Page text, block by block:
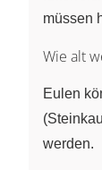
müssen
Wie alt
Eulen
werden.